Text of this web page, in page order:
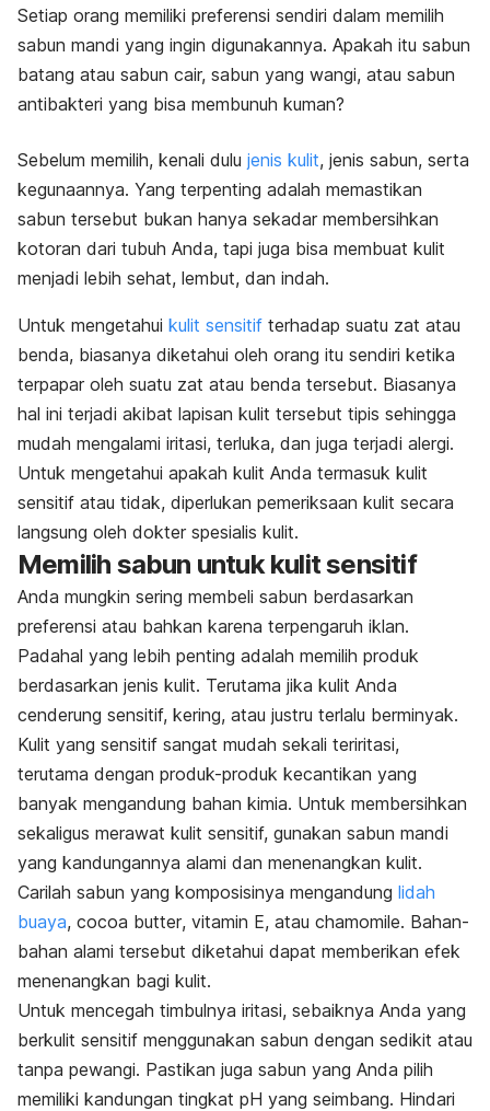
Setiap orang memiliki preferensi sendiri dalam memilih
sabun mandi yang ingin digunakannya. Apakah itu sabun
batang atau sabun cair, sabun yang wangi, atau sabun
antibakteri yang bisa membunuh kuman?
Sebelum memilih, kenali dulu jenis kulit, jenis sabun, serta
kegunaannya. Yang terpenting adalah memastikan
sabun tersebut bukan hanya sekadar membersihkan
kotoran dari tubuh Anda, tapi juga bisa membuat kulit
menjadi lebih sehat, lembut, dan indah.
Untuk mengetahui kulit sensitif terhadap suatu zat atau
benda, biasanya diketahui oleh orang itu sendiri ketika
terpapar oleh suatu zat atau benda tersebut. Biasanya
hal ini terjadi akibat lapisan kulit tersebut tipis sehingga
mudah mengalami iritasi, terluka, dan juga terjadi alergi.
Untuk mengetahui apakah kulit Anda termasuk kulit
sensitif atau tidak, diperlukan pemeriksaan kulit secara
langsung oleh dokter spesialis kulit.
Memilih sabun untuk kulit sensitif
Anda mungkin sering membeli sabun berdasarkan
preferensi atau bahkan karena terpengaruh iklan.
Padahal yang lebih penting adalah memilih produk
berdasarkan jenis kulit. Terutama jika kulit Anda
cenderung sensitif, kering, atau justru terlalu berminyak.
Kulit yang sensitif sangat mudah sekali teriritasi,
terutama dengan produk-produk kecantikan yang
banyak mengandung bahan kimia. Untuk membersihkan
sekaligus merawat kulit sensitif, gunakan sabun mandi
yang kandungannya alami dan menenangkan kulit.
Carilah sabun yang komposisinya mengandung lidah
buaya, cocoa butter, vitamin E, atau chamomile. Bahan-
bahan alami tersebut diketahui dapat memberikan efek
menenangkan bagi kulit.
Untuk mencegah timbulnya iritasi, sebaiknya Anda yang
berkulit sensitif menggunakan sabun dengan sedikit atau
tanpa pewangi. Pastikan juga sabun yang Anda pilih
memiliki kandungan tingkat pH yang seimbang. Hindari